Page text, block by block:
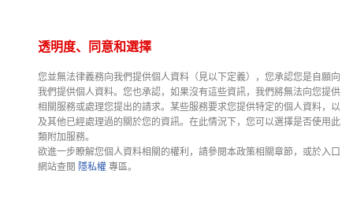
透明度、同意和選擇
您並無法律義務向我們提供個人資料（見以下定義），您承認您是自願向
我們提供個人資料。您也承認，如果沒有這些資訊，我們將無法向您提供
相關服務或處理您提出的請求。某些服務要求您提供特定的個人資料，以
及其他已經處理過的關於您的資訊。在此情況下，您可以選擇是否使用此
類附加服務。
欲進一步瞭解您個人資料相關的權利，請參閱本政策相關章節，或於入口
網站查閱 隱私權 專區。